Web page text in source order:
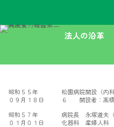
を
ス
プ
法人の沿革
昭和５５年
０９月１８日
松園病院開設（
６ 開設者：高
昭和５７年
０１月０１日
病院長 永塚道
化器科 産婦人科